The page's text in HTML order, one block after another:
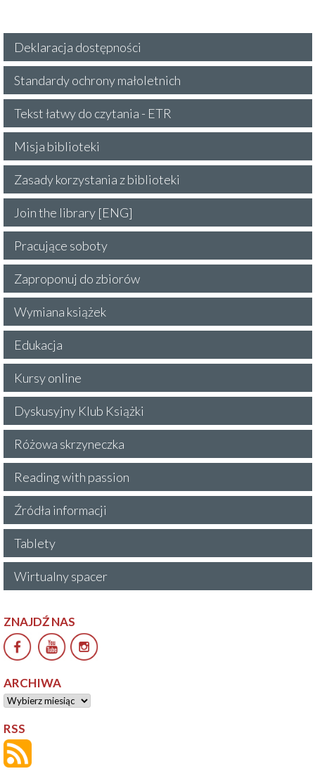
Deklaracja dostępności
Standardy ochrony małoletnich
Tekst łatwy do czytania - ETR
Misja biblioteki
Zasady korzystania z biblioteki
Join the library [ENG]
Pracujące soboty
Zaproponuj do zbiorów
Wymiana książek
Edukacja
Kursy online
Dyskusyjny Klub Książki
Różowa skrzyneczka
Reading with passion
Źródła informacji
Tablety
Wirtualny spacer
ZNAJDŹ NAS
ARCHIWA
Archiwa
RSS